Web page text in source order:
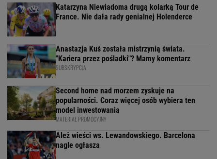
Katarzyna Niewiadoma drugą kolarką Tour de
France. Nie dała rady genialnej Holenderce
Anastazja Kuś została mistrzynią świata.
"Kariera przez pośladki"? Mamy komentarz
SUBSKRYPCJA
Second home nad morzem zyskuje na
popularności. Coraz więcej osób wybiera ten
model inwestowania
MATERIAŁ PROMOCYJNY
Ależ wieści ws. Lewandowskiego. Barcelona
nagle ogłasza